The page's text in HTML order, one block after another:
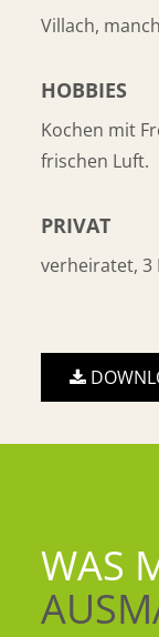
Villach,
HOBBIES
Kochen mit
frischen Luft.
PRIVAT
verheiratet, 3
WAS